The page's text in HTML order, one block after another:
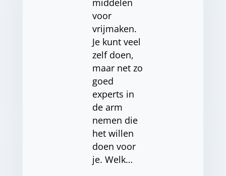
middelen
voor
vrijmaken.
Je kunt veel
zelf doen,
maar net zo
goed
experts in
de arm
nemen die
het willen
doen voor
je. Welk…